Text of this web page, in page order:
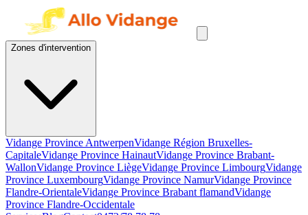
Zones d'intervention
Vidange Province AntwerpenVidange Région Bruxelles-
CapitaleVidange Province HainautVidange Province Brabant-
WallonVidange Province LiègeVidange Province LimbourgVidange
Province LuxembourgVidange Province NamurVidange Province
Flandre-OrientaleVidange Province Brabant flamandVidange
Province Flandre-Occidentale